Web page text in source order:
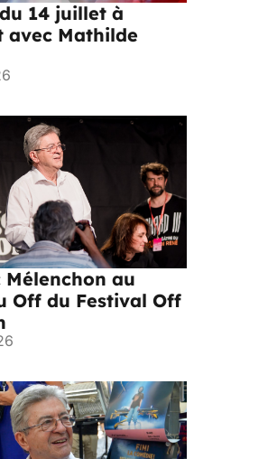
14 juillet à
avec Mathilde
Mélenchon au
Off du Festival Off